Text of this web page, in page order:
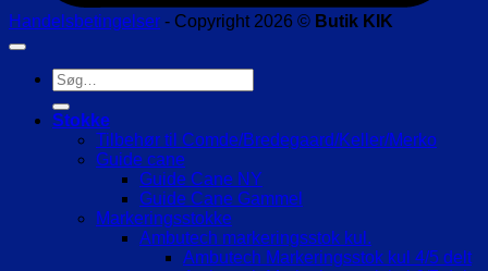
Handelsbetingelser - Copyright 2026 © Butik KIK
Søg
efter:
Stokke
Tilbehør til Comde/Bredegaard/Keller/Merko
Guide cane
Guide Cane NY
Guide Cane Gammel
Markeringsstokke
Ambutech markeringsstok kul.
Ambutech Markeringsstok kul 4/5 delt